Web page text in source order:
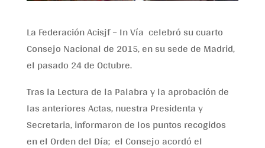
La Federación Acisjf – In Vía celebró su cuarto
Consejo Nacional de 2015, en su sede de Madrid,
el pasado 24 de Octubre.
Tras la Lectura de la Palabra y la aprobación de
las anteriores Actas, nuestra Presidenta y
Secretaria, informaron de los puntos recogidos
en el Orden del Día; el Consejo acordó el